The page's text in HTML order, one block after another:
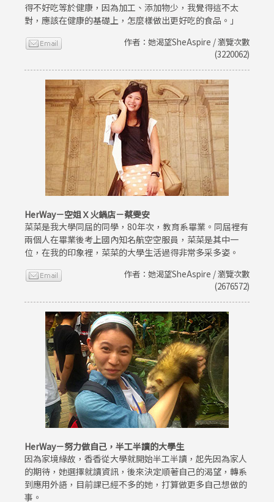
得不好吃等於健康，因為加工、添加物少，我覺得這不太
對，應該在健康的基礎上，怎麼樣做出更好吃的食品。」
作者：她渴望SheAspire / 瀏覽次數
(3220062)
HerWay－空姐Ｘ火鍋店－蔡雯安
菜菜是我大學同屆的同學，80年次，教育系畢業。同屆裡有
兩個人在畢業後考上國內知名航空空服員，菜菜是其中一
位，在我的印象裡，菜菜的大學生活過得非常多采多姿。
作者：她渴望SheAspire / 瀏覽次數
(2676572)
HerWay－努力做自己，半工半讀的大學生
因為家境緣故，香香從大學就開始半工半讀，起先因為家人
的期待，她選擇就讀資訊，後來決定順著自己的渴望，轉系
到應用外語，目前課已經不多的她，打算做更多自己想做的
事。